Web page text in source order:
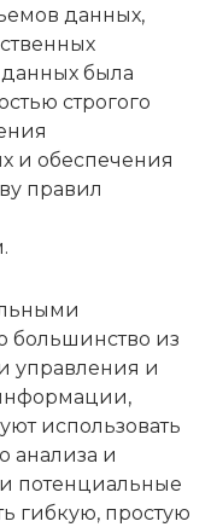
данных,
была
строгого
и обеспечения
правил
большинство из
управления и
использовать
анализа и
потенциальные
гибкую, простую